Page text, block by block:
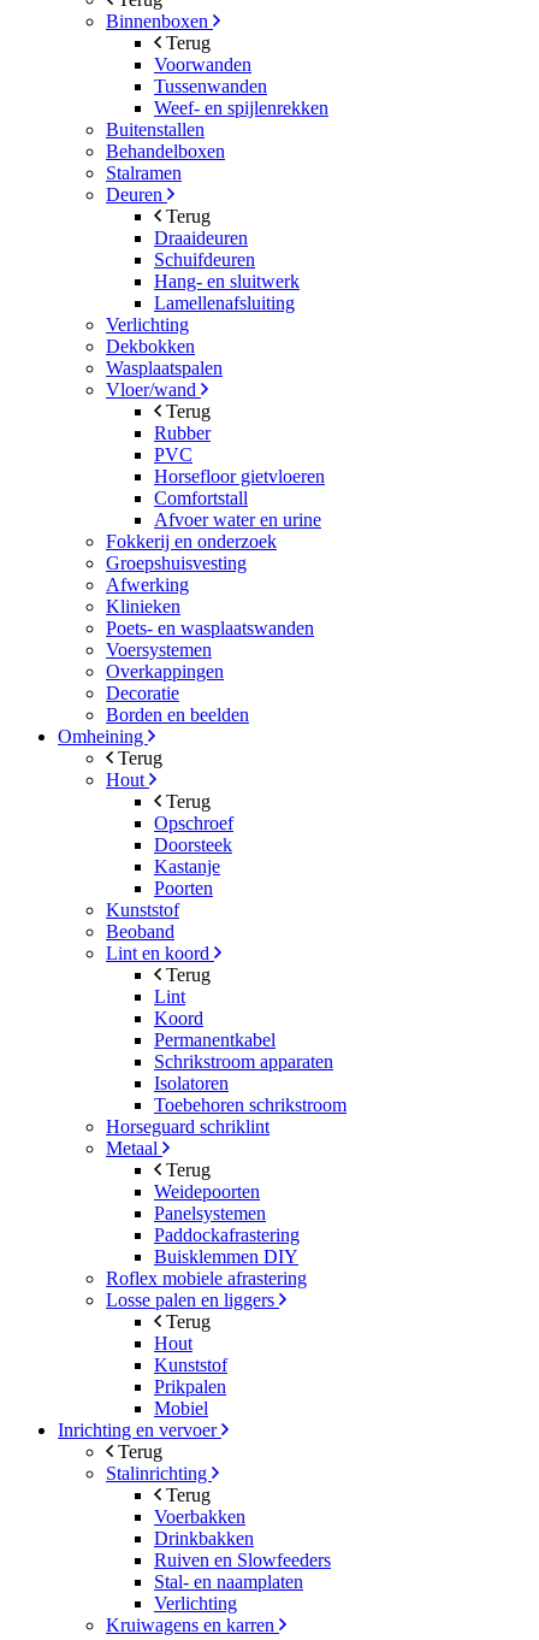
Binnenboxen
Terug
Voorwanden
Tussenwanden
Weef- en spijlenrekken
Buitenstallen
Behandelboxen
Stalramen
Deuren
Terug
Draaideuren
Schuifdeuren
Hang- en sluitwerk
Lamellenafsluiting
Verlichting
Dekbokken
Wasplaatspalen
Vloer/wand
Terug
Rubber
PVC
Horsefloor gietvloeren
Comfortstall
Afvoer water en urine
Fokkerij en onderzoek
Groepshuisvesting
Afwerking
Klinieken
Poets- en wasplaatswanden
Voersystemen
Overkappingen
Decoratie
Borden en beelden
Omheining
Terug
Hout
Terug
Opschroef
Doorsteek
Kastanje
Poorten
Kunststof
Beoband
Lint en koord
Terug
Lint
Koord
Permanentkabel
Schrikstroom apparaten
Isolatoren
Toebehoren schrikstroom
Horseguard schriklint
Metaal
Terug
Weidepoorten
Panelsystemen
Paddockafrastering
Buisklemmen DIY
Roflex mobiele afrastering
Losse palen en liggers
Terug
Hout
Kunststof
Prikpalen
Mobiel
Inrichting en vervoer
Terug
Stalinrichting
Terug
Voerbakken
Drinkbakken
Ruiven en Slowfeeders
Stal- en naamplaten
Verlichting
Kruiwagens en karren